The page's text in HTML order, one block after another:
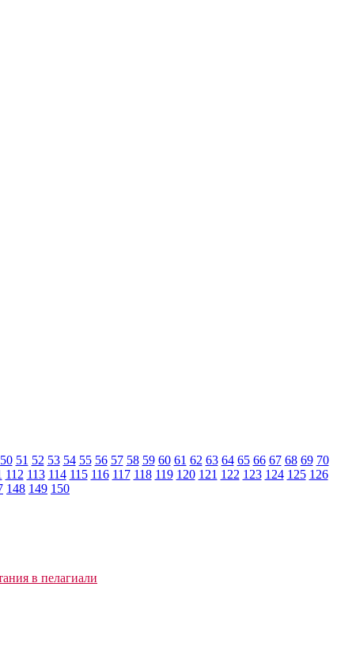
50 51 52 53 54 55 56 57 58 59 60 61 62 63 64 65 66 67 68 69 70
112 113 114 115 116 117 118 119 120 121 122 123 124 125 126
148 149 150
в пелагиали